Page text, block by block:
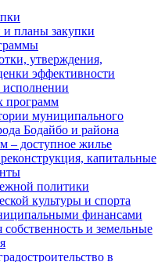
планы закупки
утверждения,
эффективности
программ
муниципального
Бодайбо и района
– доступное жилье
капитальные
политики
культуры и спорта
финансами
и земельные
в